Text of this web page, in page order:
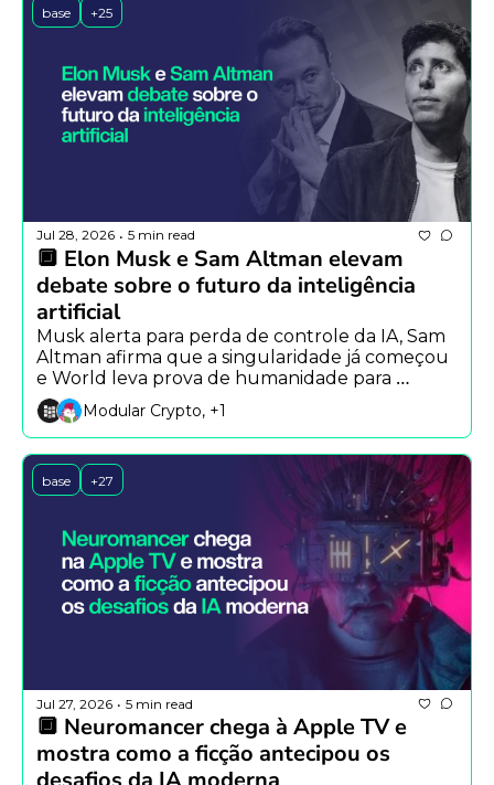
base +25
Jul 28, 2026 • 5 min read
🔲 Elon Musk e Sam Altman elevam
debate sobre o futuro da inteligência
artificial
Musk alerta para perda de controle da IA, Sam
Altman afirma que a singularidade já começou
e World leva prova de humanidade para
agentes autônomos.
Modular Crypto, +1
base +27
Jul 27, 2026 • 5 min read
🔲 Neuromancer chega à Apple TV e
mostra como a ficção antecipou os